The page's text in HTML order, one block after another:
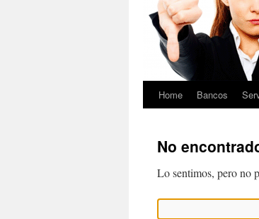
Home Bancos
No
Lo sentimos, pero no